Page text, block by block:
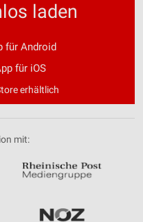
laden
für Android
für iOS
erhältlich
mit: